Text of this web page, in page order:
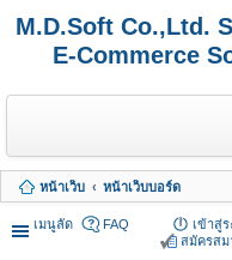
M.D.Soft Co.,Ltd.
E-Commerce
หน้าเว็บ หน้าเว็บบอร์ด
เมนูลัด FAQ
เข้าสู่
สมัครสม